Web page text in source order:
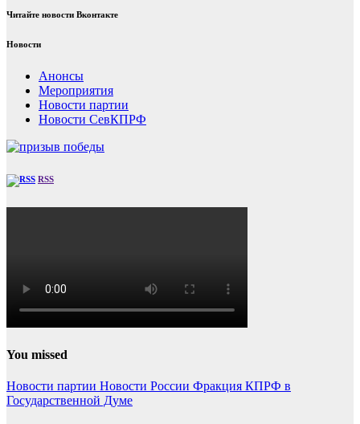
Читайте новости Вконтакте
Новости
Анонсы
Мероприятия
Новости партии
Новости СевКПРФ
RSS
You missed
Новости партии Новости России Фракция КПРФ в
Государственной Думе